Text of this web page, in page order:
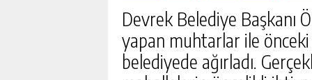
Devrek Belediye Başkanı
yapan muhtarlar ile
belediyede ağırladı.